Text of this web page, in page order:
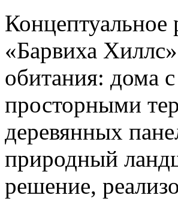
Концептуальное
«Барвиха
обитания: дома
просторными
деревянных
природный
решение,